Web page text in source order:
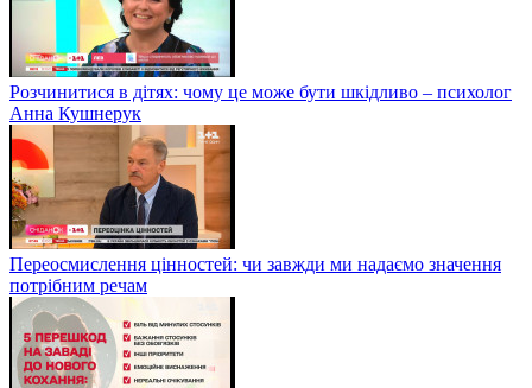
Розчинитися в дітях: чому це може бути шкідливо – психолог
Анна Кушнерук
Переосмислення цінностей: чи завжди ми надаємо значення
потрібним речам